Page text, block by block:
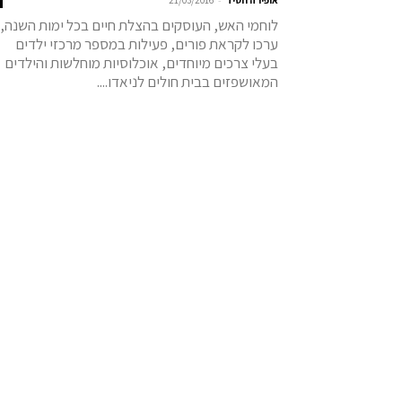
לוחמי האש, העוסקים בהצלת חיים בכל ימות השנה,
ערכו לקראת פורים, פעילות במספר מרכזי ילדים
בעלי צרכים מיוחדים, אוכלוסיות מוחלשות והילדים
המאושפזים בבית חולים לניאדו....